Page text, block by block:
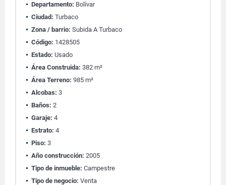
Departamento: Bolívar
Ciudad: Turbaco
Zona / barrio: Subida A Turbaco
Código: 1428505
Estado: Usado
Área Construida: 382 m²
Área Terreno: 985 m²
Alcobas: 3
Baños: 2
Garaje: 4
Estrato: 4
Piso: 3
Año construcción: 2005
Tipo de inmueble: Campestre
Tipo de negocio: Venta